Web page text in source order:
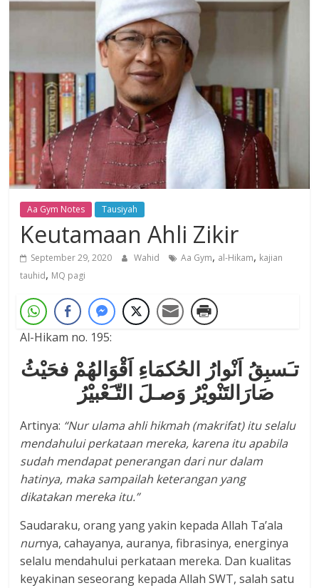
Aa Gym Notes Tausiyah
Keutamaan Ahli Zikir
September 29, 2020 Wahid Aa Gym, al-Hikam, kajian
tauhid, MQ pagi
Al-Hikam no. 195:
تـَسبِقُ اَنْوارُ الحُكمَاءِ اَقْوَالهُمْ فحَيْثُ
Artinya: “Nurulama ahli hikmah (makrifat) itu selalu
mendahului perkataan mereka, karena itu apabila
sudah mendapat penerangan dari nur dalam
hatinya, maka sampailah keterangan yang
dikatakan mereka itu.”
Saudaraku, orang yang yakin kepada Allah Ta’ala
nurnya, cahayanya, auranya, fibrasinya, energinya
selalu mendahului perkataan mereka. Dan kualitas
keyakinan seseorang kepada Allah SWT, salah satu